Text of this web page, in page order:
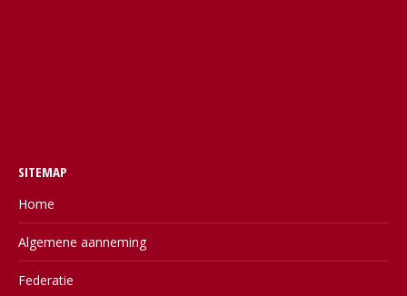
SITEMAP
Home
Algemene aanneming
Federatie